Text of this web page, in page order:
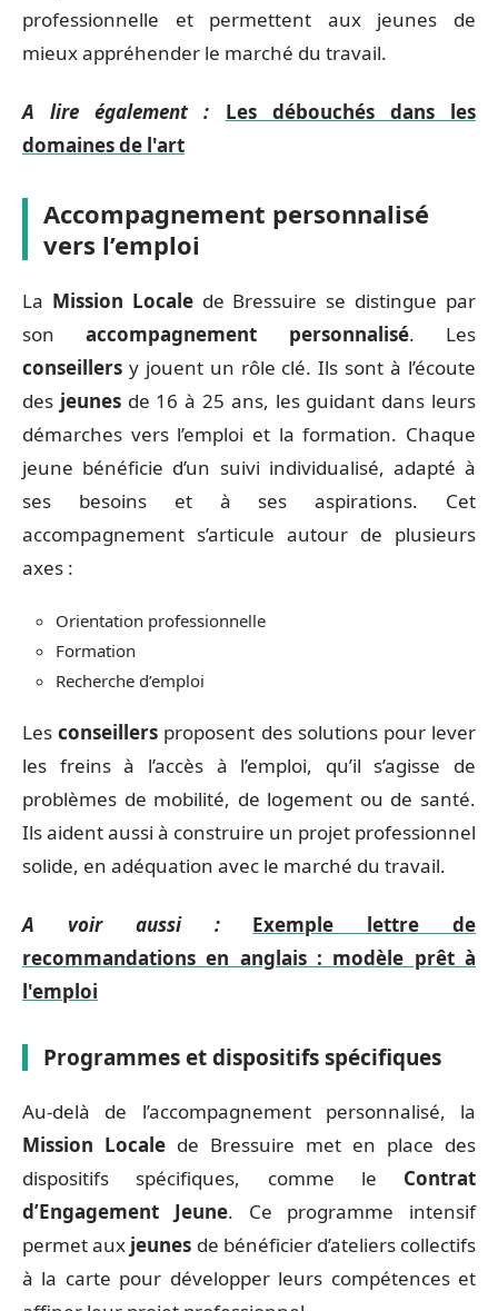
professionnelle et permettent aux jeunes de
mieux appréhender le marché du travail.
A lire également :
Les débouchés dans les
domaines de l'art
Accompagnement personnalisé
vers l’emploi
La Mission Localede Bressuire se distingue par
sonaccompagnement personnalisé. Les
conseillers y jouent un rôle clé. Ils sont à l’écoute
des jeunesde 16 à 25 ans, les guidant dans leurs
démarches vers l’emploi et la formation. Chaque
jeune bénéficie d’un suivi individualisé, adapté à
ses besoins et à ses aspirations. Cet
accompagnement s’articule autour de plusieurs
axes :
Orientation professionnelle
Formation
Recherche d’emploi
Lesconseillers proposent des solutions pour lever
les freins à l’accès à l’emploi, qu’il s’agisse de
problèmes de mobilité, de logement ou de santé.
Ils aident aussi à construire un projet professionnel
solide, en adéquation avec le marché du travail.
A voir aussi :
Exemple lettre de
recommandations en anglais : modèle prêt à
l'emploi
Programmes et dispositifs spécifiques
Au-delà de l’accompagnement personnalisé, la
Mission Locale de Bressuire met en place des
dispositifs spécifiques, comme le Contrat
d’Engagement Jeune. Ce programme intensif
permet aux jeunes de bénéficier d’ateliers collectifs
à la carte pour développer leurs compétences et